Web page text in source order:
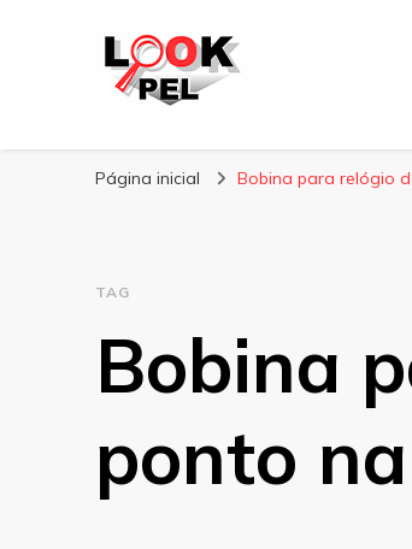
Lookpel
Página inicial Bobina para relógio
TAG
Bobina
ponto